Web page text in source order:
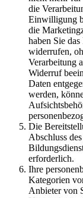
die
Einwilligung
die
haben Sie
widerrufen,
Verarbeitung
Widerruf
Daten
werden,
Die
Abschluss
erforderlich.
Ihre
Kategorien
Anbieter von